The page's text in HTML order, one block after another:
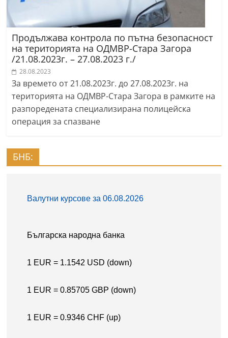
Продължава контрола по пътна безопасност
на територията на ОДМВР-Стара Загора
/21.08.2023г. – 27.08.2023 г./
28.08.2023
За времето от 21.08.2023г. до 27.08.2023г. на
територията на ОДМВР-Стара Загора в рамките на
разпоредената специализирана полицейска
операция за спазване
БНБ: